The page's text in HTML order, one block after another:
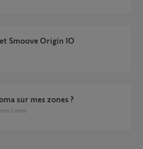
et Smoove Origin IO
sur mes zones ?
2 mois